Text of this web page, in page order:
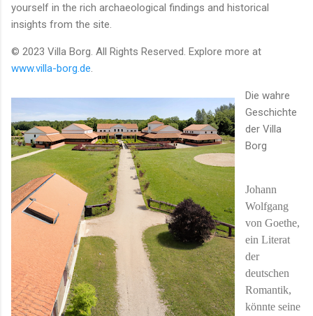
yourself in the rich archaeological findings and historical
insights from the site.
© 2023 Villa Borg. All Rights Reserved. Explore more at
www.villa-borg.de.
Die wahre
Geschichte
der Villa
Borg
Johann
Wolfgang
von Goethe,
ein Literat
der
deutschen
Romantik,
könnte seine